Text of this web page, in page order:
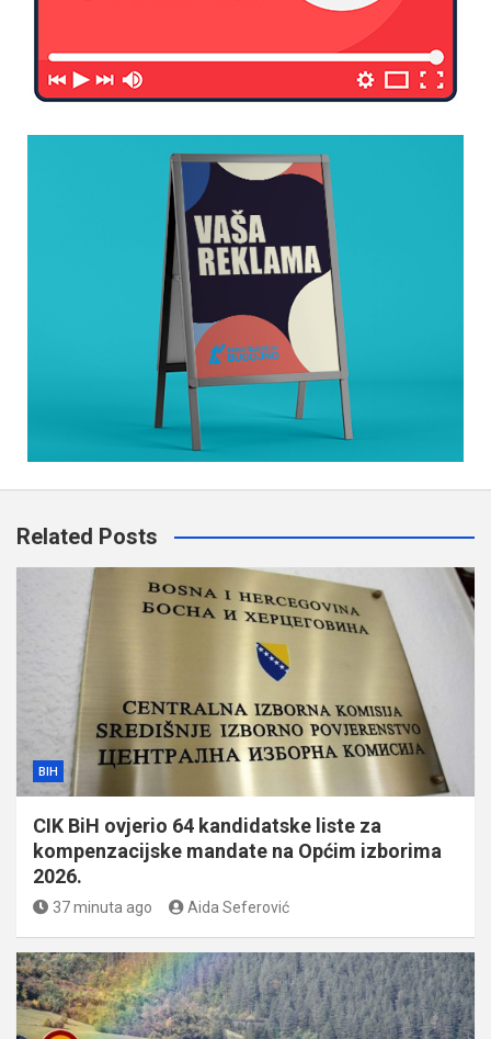
Related Posts
BIH
CIK BiH ovjerio 64 kandidatske liste za
kompenzacijske mandate na Općim izborima
2026.
37 minuta ago Aida Seferović